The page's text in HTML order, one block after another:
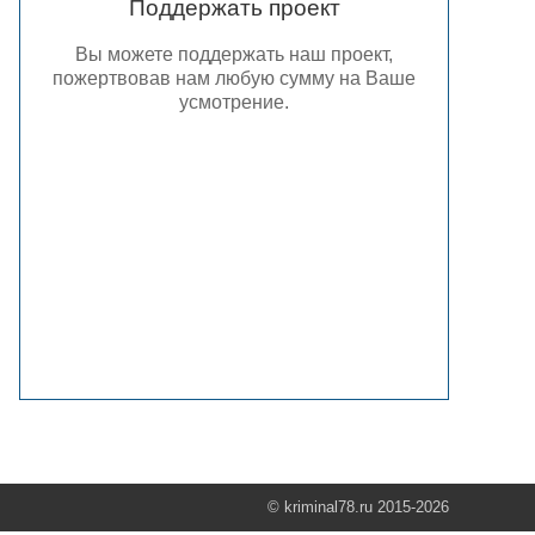
Поддержать проект
Вы можете поддержать наш проект,
пожертвовав нам любую сумму на Ваше
усмотрение.
© kriminal78.ru 2015-2026